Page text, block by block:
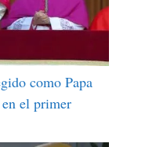
como Papa
el primer